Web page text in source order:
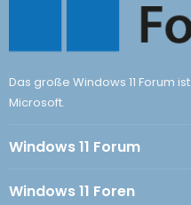
Das große Windows 11 Forum ist
Microsoft.
Windows 11 Forum
Windows 11 Foren